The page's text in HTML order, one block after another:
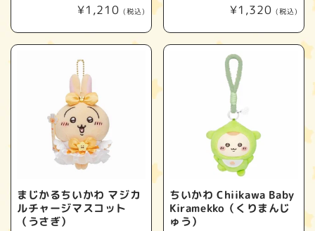
通
価
格
¥1,210 (税込)
通
価
格
¥1,320 (税込)
まじかるちいかわ マジカ
ルチャージマスコット
（うさぎ）
ちいかわ Chiikawa Baby
Kiramekko（くりまんじ
ゅう）